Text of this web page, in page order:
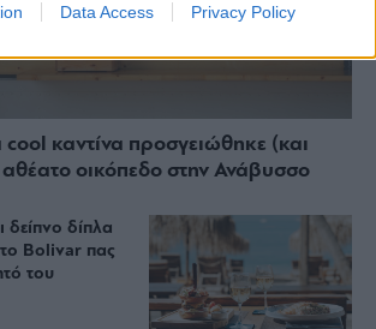
Data Access Privacy Policy
καντίνα προσγειώθηκε (και
αθέατο οικόπεδο στην Ανάβυσσο
δίπλα
Bolivar πας
του